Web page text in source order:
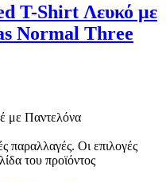
T-Shirt Λευκό με
Normal Three
παραλλαγές. Οι επιλογές
του προϊόντος